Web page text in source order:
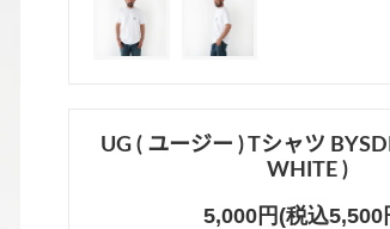
UG ( ユージー ) Tシャツ
WHITE )
5,000円(税込5,500